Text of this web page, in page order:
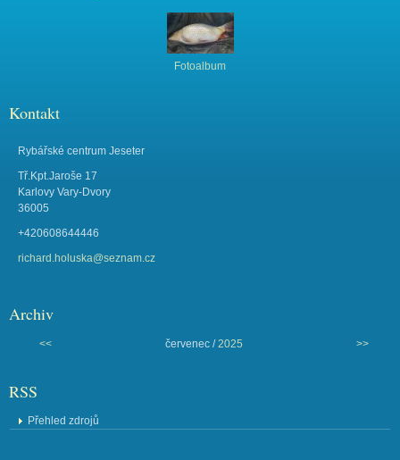
Fotoalbum
Kontakt
Rybářské centrum Jeseter
Tř.Kpt.Jaroše 17
Karlovy Vary-Dvory
36005
+420608644446
richard.holuska@seznam.cz
Archiv
<< červenec /2025 >>
RSS
Přehled zdrojů